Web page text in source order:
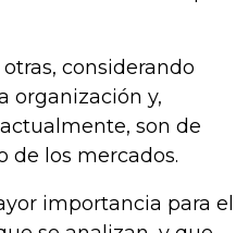
considerando
organización y,
son de
los mercados.
importancia para el